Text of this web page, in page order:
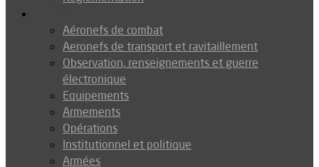
Aéronefs de combat
Aeronefs de transport et ravitaillement
Observation, renseignements et guerre
électronique
Equipements
Armements
Opérations
Institutionnel et politique
Armées